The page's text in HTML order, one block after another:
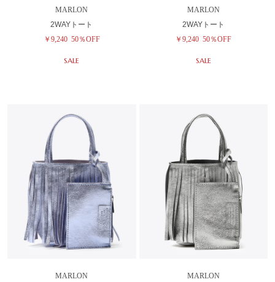
MARLON
2WAYトート
￥9,240 50％OFF
SALE
MARLON
2WAYトート
￥9,240 50％OFF
SALE
MARLON
MARLON